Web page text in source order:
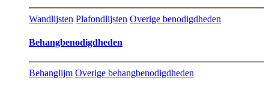
Wandlijsten Plafondlijsten Overige benodigdheden
Behangbenodigdheden
Behanglijm Overige behangbenodigdheden